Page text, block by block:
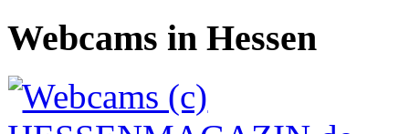
Webcams in Hessen